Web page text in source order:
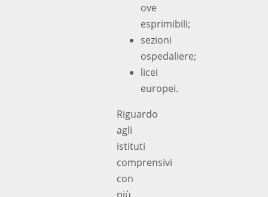
ove
esprimibili;
sezioni
ospedaliere;
licei
europei.
Riguardo
agli
istituti
comprensivi
con